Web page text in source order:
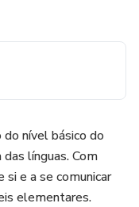
nível básico do
línguas. Com
si e a se comunicar
elementares.